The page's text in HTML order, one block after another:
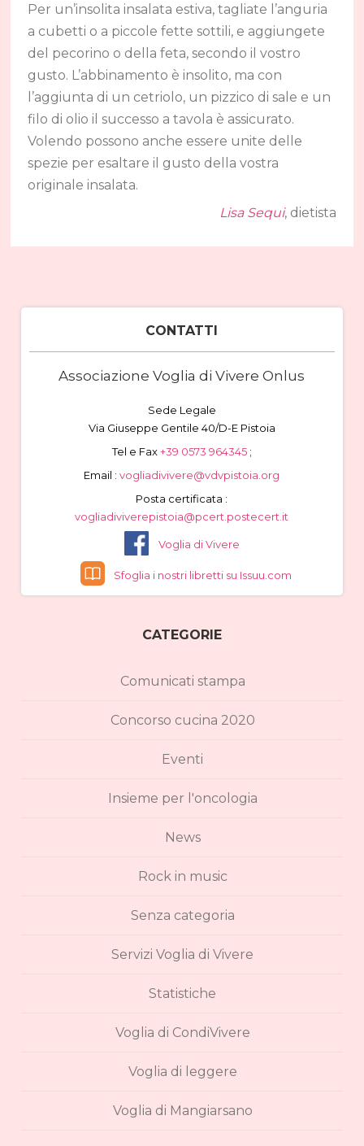
Per un’insolita insalata estiva, tagliate l’anguria
a cubetti o a piccole fette sottili, e aggiungete
del pecorino o della feta, secondo il vostro
gusto. L’abbinamento è insolito, ma con
l’aggiunta di un cetriolo, un pizzico di sale e un
filo di olio il successo a tavola è assicurato.
Volendo possono anche essere unite delle
spezie per esaltare il gusto della vostra
originale insalata.
Lisa Sequi, dietista
CONTATTI
Associazione Voglia di Vivere Onlus
Sede Legale
Via Giuseppe Gentile 40/D-E Pistoia
Tel e Fax+39 0573 964345 ;
Email : vogliadivivere@vdvpistoia.org
Posta certificata :
vogliadiviverepistoia@pcert.postecert.it
Voglia di Vivere
Sfoglia i nostri libretti su Issuu.com
CATEGORIE
Comunicati stampa
Concorso cucina 2020
Eventi
Insieme per l'oncologia
News
Rock in music
Senza categoria
Servizi Voglia di Vivere
Statistiche
Voglia di CondiVivere
Voglia di leggere
Voglia di Mangiarsano